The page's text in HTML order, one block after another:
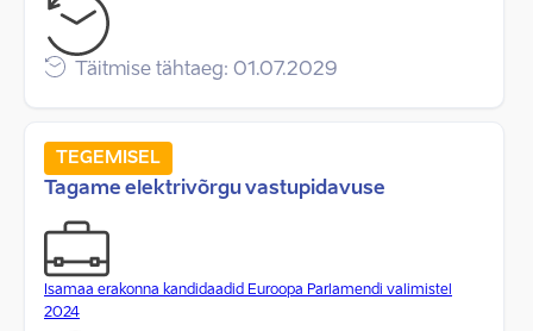
Täitmise tähtaeg: 01.07.2029
TEGEMISEL
Tagame elektrivõrgu vastupidavuse
Isamaa erakonna kandidaadid Euroopa Parlamendi valimistel
2024